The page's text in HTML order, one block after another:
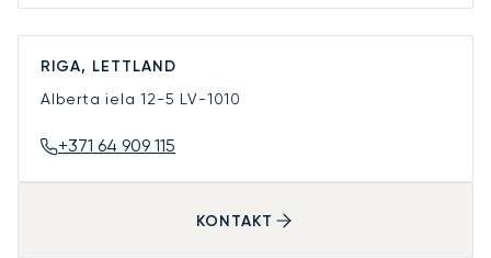
RIGA, LETTLAND
Alberta iela 12-5 LV-1010
+371 64 909 115
KONTAKT